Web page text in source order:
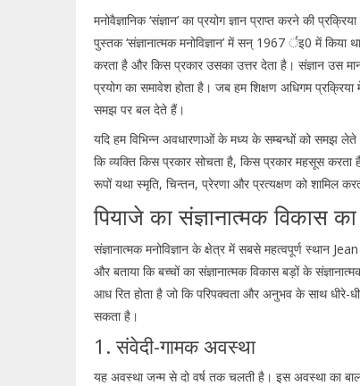
मनोवैज्ञानिक ‘संज्ञान’ का प्रयोग ज्ञान प्राप्त करने की
पुस्तक ‘संज्ञानात्मक मनोविज्ञान’ में सन् 1967 र्इ0 में किया
करता है और किस प्रकार उसका उत्तर देता है। संज्ञान उस
प्रयोग का समावेश होता है। जब हम शिक्षण अधिगम
समझ पर बल देते हैं।
यदि हम विभिन्न अवधारणाओं के मध्य के सम्बन्धों को समझ लेते हैं
कि व्यक्ति किस प्रकार सोचता है, किस प्रकार महसूस करता
रूपों यथा स्मृति, चिन्तन, प्रेरणा और प्रत्यक्षण को शामिल
पियाजे का संज्ञानात्मक विकास का
संज्ञानात्मक मनोविज्ञान के क्षेत्र में सबसे महत्वपूर्ण स्थान
और बताया कि बच्चों का संज्ञानात्मक विकास बड़ों के
आध रित होता है जो कि परिपक्वता और अनुभव के साथ धीरे-
सकता है।
1. संवेदी-गामक अवस्था
यह अवस्था जन्म से दो वर्ष तक चलती है। इस अवस्था का